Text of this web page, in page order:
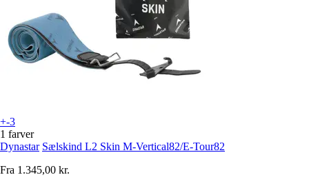
+-3
1 farver
Dynastar Sælskind L2 Skin M-Vertical82/E-Tour82
Fra 1.345,00 kr.